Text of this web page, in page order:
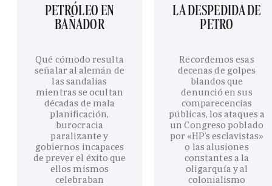
PETRÓLEO EN
BAÑADOR
Qué cómodo resulta
señalar al alemán de
las sandalias
mientras se ocultan
décadas de mala
planificación,
burocracia
paralizante y
gobiernos incapaces
de prever el éxito que
ellos mismos
celebraban
LA DESPEDIDA DE
PETRO
Recordemos esas
decenas de golpes
blandos que
denunció en sus
comparecencias
públicas, los ataques a
un Congreso poblado
por «HP’s esclavistas»
o las alusiones
constantes a la
oligarquía y al
colonialismo